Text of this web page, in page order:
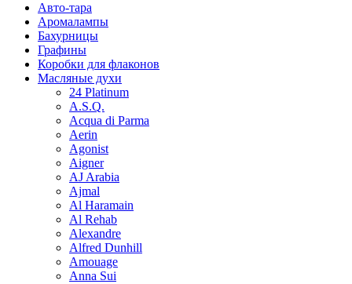
Авто-тара
Аромалампы
Бахурницы
Графины
Коробки для флаконов
Масляные духи
24 Platinum
A.S.Q.
Acqua di Parma
Aerin
Agonist
Aigner
AJ Arabia
Ajmal
Al Haramain
Al Rehab
Alexandre
Alfred Dunhill
Amouage
Anna Sui